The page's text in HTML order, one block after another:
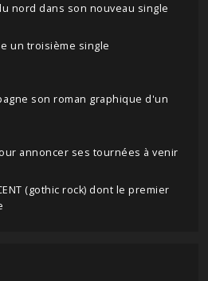
nord dans son nouveau single
un troisième single
son roman graphique d'un
annoncer ses tournées à venir
(gothic rock) dont le premier